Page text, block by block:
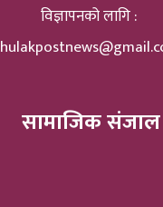
विज्ञापनको लागि :
सामाजिक संजाल